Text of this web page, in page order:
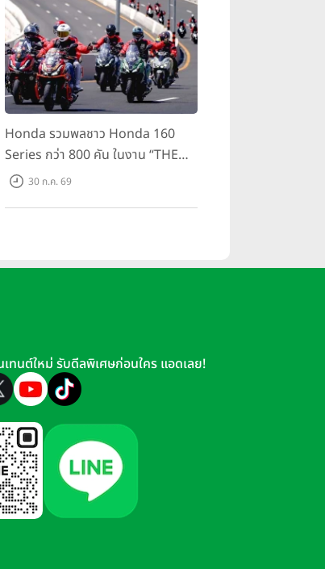
Honda รวมพลชาว Honda 160
Series กว่า 800 คัน ในงาน “THE
ONE-SIXTI-ER ตัวจริง 160 RIDE
30 ก.ค. 69
ทนต์ใหม่ รับดีลพิเศษก่อนใคร แอดเลย!